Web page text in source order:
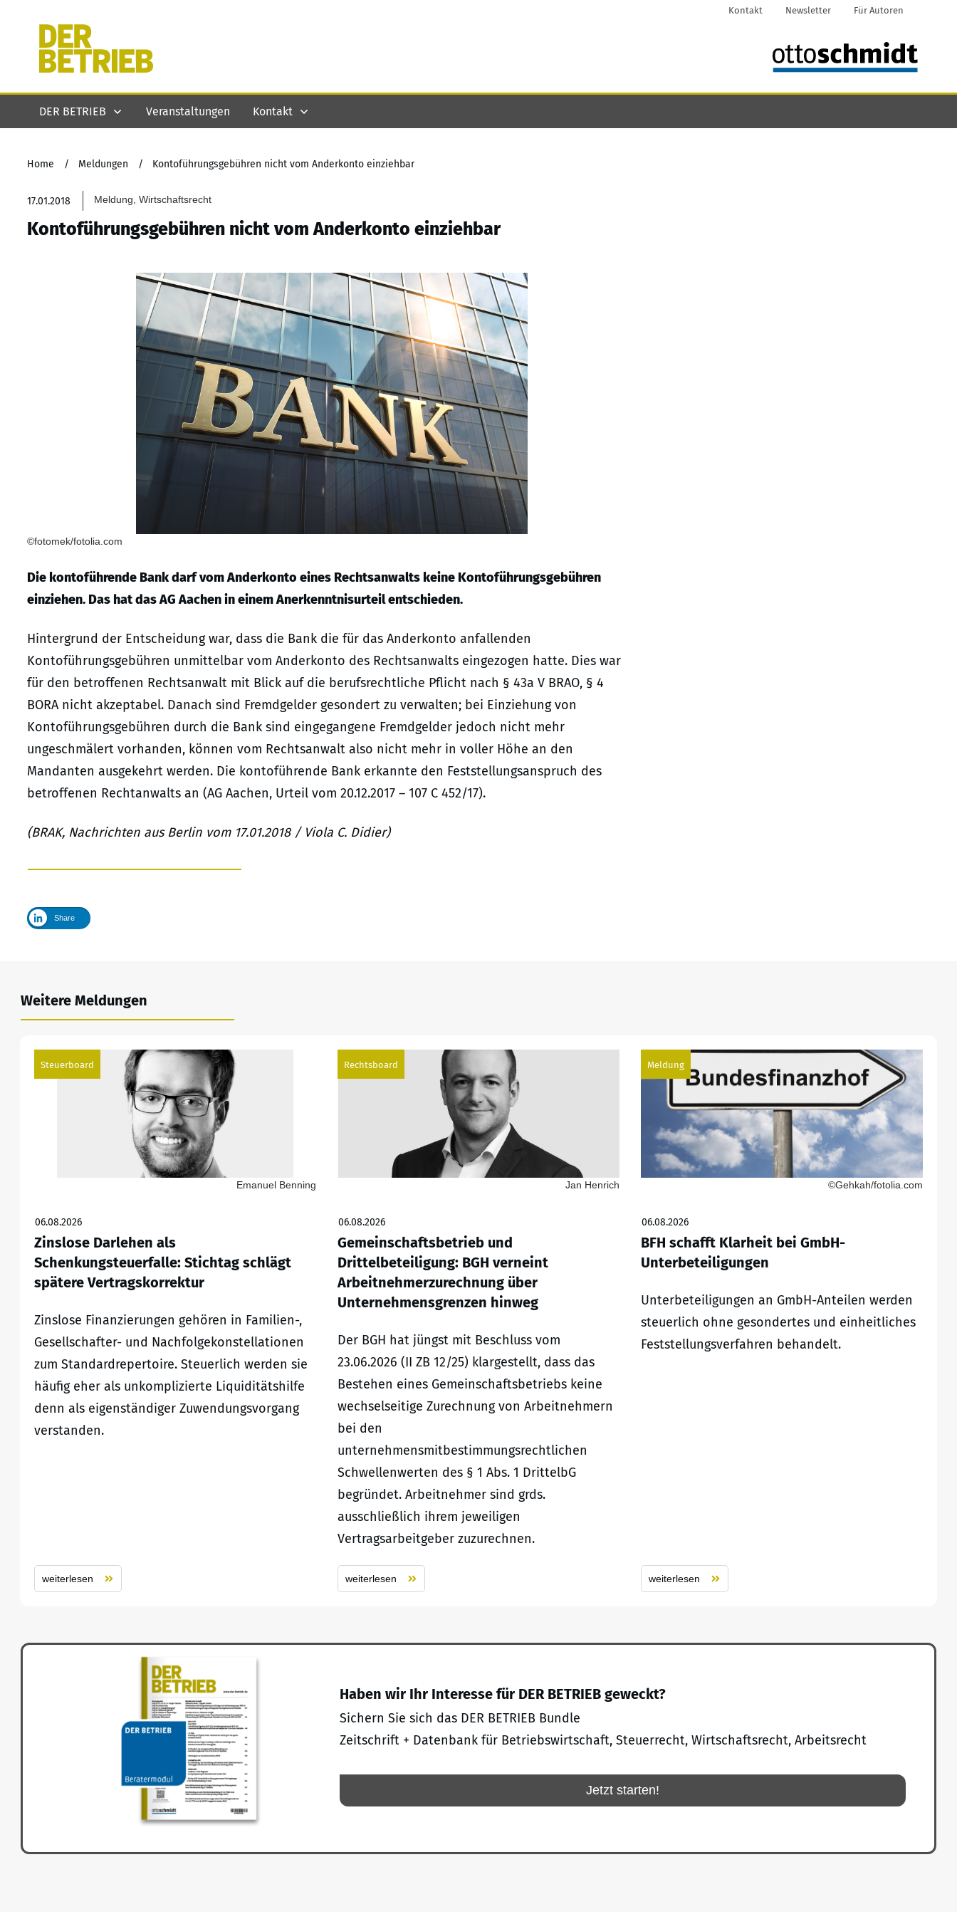
Kontakt Newsletter Für Autoren
DER BETRIEB Veranstaltungen Kontakt
Home / Meldungen / Kontoführungsgebühren nicht vom Anderkonto einziehbar
17.01.2018 Meldung, Wirtschaftsrecht
Kontoführungsgebühren nicht vom Anderkonto einziehbar
©fotomek/fotolia.com
Die kontoführende Bank darf vom Anderkonto eines Rechtsanwalts keine Kontoführungsgebühren
einziehen. Das hat das AG Aachen in einem Anerkenntnisurteil entschieden.
Hintergrund der Entscheidung war, dass die Bank die für das Anderkonto anfallenden
Kontoführungsgebühren unmittelbar vom Anderkonto des Rechtsanwalts eingezogen hatte. Dies war
für den betroffenen Rechtsanwalt mit Blick auf die berufsrechtliche Pflicht nach § 43a V BRAO, § 4
BORA nicht akzeptabel. Danach sind Fremdgelder gesondert zu verwalten; bei Einziehung von
Kontoführungsgebühren durch die Bank sind eingegangene Fremdgelder jedoch nicht mehr
ungeschmälert vorhanden, können vom Rechtsanwalt also nicht mehr in voller Höhe an den
Mandanten ausgekehrt werden. Die kontoführende Bank erkannte den Feststellungsanspruch des
betroffenen Rechtanwalts an (AG Aachen, Urteil vom 20.12.2017 – 107 C 452/17).
(BRAK, Nachrichten aus Berlin vom 17.01.2018 / Viola C. Didier)
Share
Weitere Meldungen
Steuerboard
Emanuel Benning
06.08.2026
Zinslose Darlehen als
Schenkungsteuerfalle: Stichtag schlägt
spätere Vertragskorrektur
Zinslose Finanzierungen gehören in Familien-,
Gesellschafter- und Nachfolgekonstellationen
zum Standardrepertoire. Steuerlich werden sie
häufig eher als unkomplizierte Liquiditätshilfe
denn als eigenständiger Zuwendungsvorgang
verstanden.
weiterlesen
Rechtsboard
Jan Henrich
06.08.2026
Gemeinschaftsbetrieb und
Drittelbeteiligung: BGH verneint
Arbeitnehmerzurechnung über
Unternehmensgrenzen hinweg
Der BGH hat jüngst mit Beschluss vom
23.06.2026 (II ZB 12/25) klargestellt, dass das
Bestehen eines Gemeinschaftsbetriebs keine
wechselseitige Zurechnung von Arbeitnehmern
bei den
unternehmensmitbestimmungsrechtlichen
Schwellenwerten des § 1 Abs. 1 DrittelbG
begründet. Arbeitnehmer sind grds.
ausschließlich ihrem jeweiligen
Vertragsarbeitgeber zuzurechnen.
weiterlesen
Meldung
©Gehkah/fotolia.com
06.08.2026
BFH schafft Klarheit bei GmbH-
Unterbeteiligungen
Unterbeteiligungen an GmbH-Anteilen werden
steuerlich ohne gesondertes und einheitliches
Feststellungsverfahren behandelt.
weiterlesen
Haben wir Ihr Interesse für DER BETRIEB geweckt?
Sichern Sie sich das DER BETRIEB Bundle
Zeitschrift + Datenbank für Betriebswirtschaft, Steuerrecht, Wirtschaftsrecht, Arbeitsrecht
Jetzt starten!